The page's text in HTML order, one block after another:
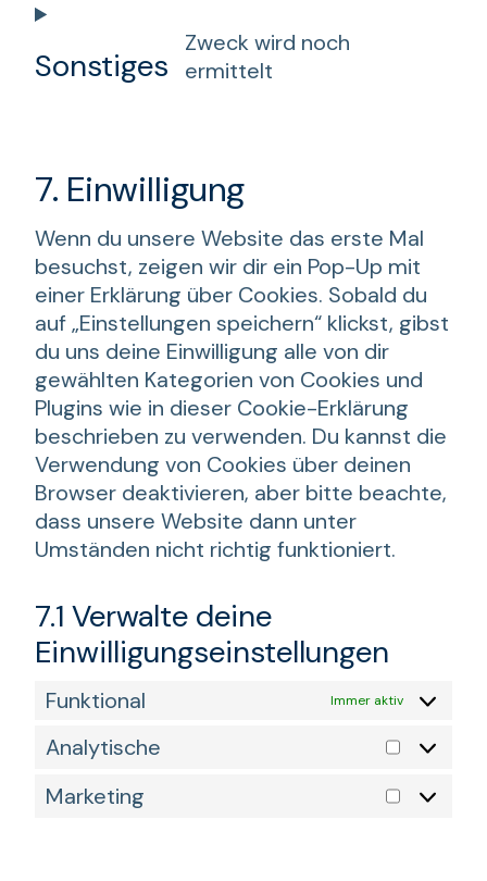
Sonstiges
Zweck wird noch
ermittelt
7. Einwilligung
Wenn du unsere Website das erste Mal
besuchst, zeigen wir dir ein Pop-Up mit
einer Erklärung über Cookies. Sobald du
auf „Einstellungen speichern“ klickst, gibst
du uns deine Einwilligung alle von dir
gewählten Kategorien von Cookies und
Plugins wie in dieser Cookie-Erklärung
beschrieben zu verwenden. Du kannst die
Verwendung von Cookies über deinen
Browser deaktivieren, aber bitte beachte,
dass unsere Website dann unter
Umständen nicht richtig funktioniert.
7.1 Verwalte deine
Einwilligungseinstellungen
Funktional Immer aktiv
Analytische
Marketing